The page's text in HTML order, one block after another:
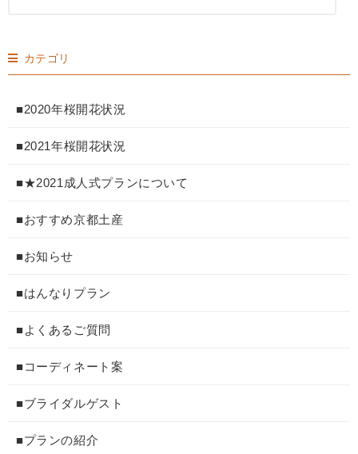
カテゴリ
■2020年桜開花状況
■2021年桜開花状況
■★2021成人式プランについて
■おすすめ京都土産
■お知らせ
■はんなりプラン
■よくあるご質問
■コーディネート案
■ブライダルゲスト
■プランの紹介